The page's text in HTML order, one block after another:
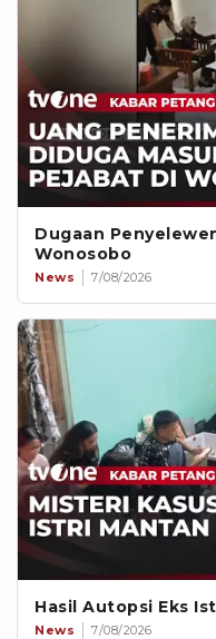
Dugaan
Wonosobo
News 7/08/2026
Hasil Autopsi Eks
News 7/08/2026